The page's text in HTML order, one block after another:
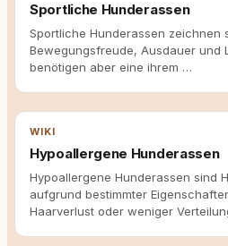
Sportliche Hunderassen
Sportliche Hunderassen zeichnen
Bewegungsfreude, Ausdauer und
benötigen aber eine ihrem …
WIKI
Hypoallergene Hunderassen
Hypoallergene Hunderassen sind
aufgrund bestimmter
Haarverlust oder weniger